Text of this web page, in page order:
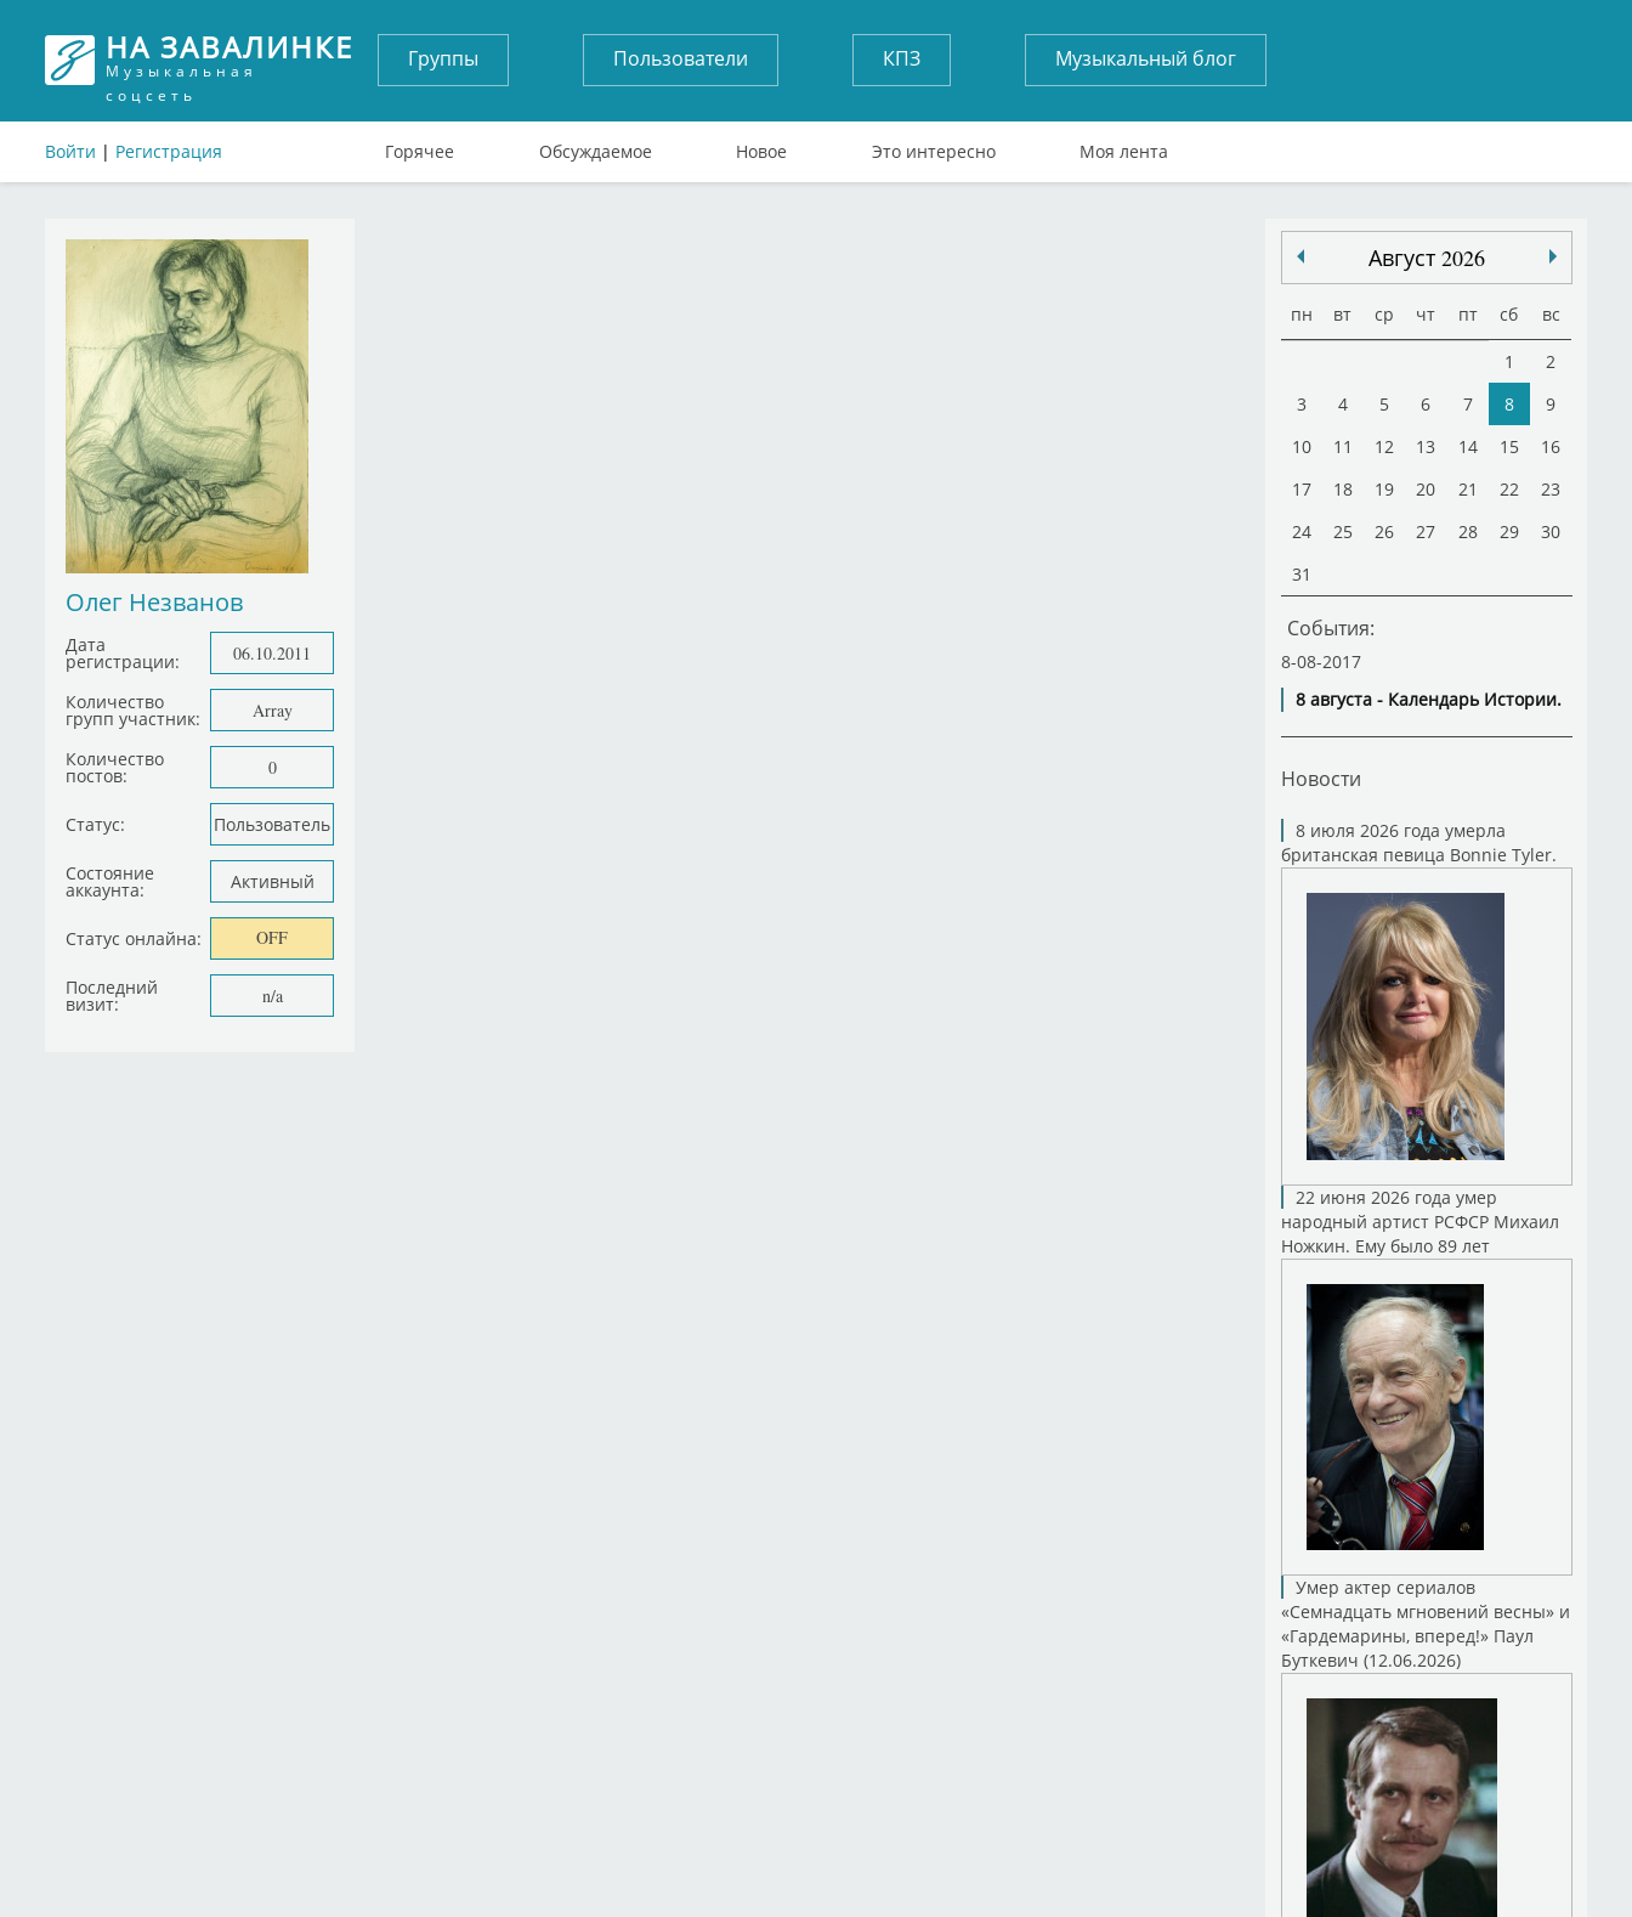
НА ЗАВАЛИНКЕ
Музыкальная
соцсеть
Войти | Регистрация
Группы Пользователи КПЗ Музыкальный блог
Горячее Обсуждаемое Новое Это интересно Моя лента
Олег Незванов
Дата
регистрации: 06.10.2011
Количество
групп участник: Array
Количество
постов: 0
Статус: Пользователь
Состояние
аккаунта: Активный
Статус онлайна: OFF
Последний
визит: n/a
Август 2026
пн вт ср чт пт сб вс
1
2
3
4 5 6 7 8
9
10
11 12 13 14 15
16
17
18 19 20 21 22
23
24
25 26 27 28 29
30
31
События:
8-08-2017
8 августа - Календарь Истории.
Новости
8 июля 2026 года умерла
британская певица Bonnie Tyler.
22 июня 2026 года умер
народный артист РСФСР Михаил
Ножкин. Ему было 89 лет
Умер актер сериалов
«Семнадцать мгновений весны» и
«Гардемарины, вперед!» Паул
Буткевич (12.06.2026)